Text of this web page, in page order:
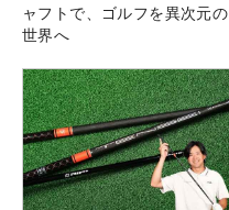
ャフトで、ゴルフを異次元の
世界へ